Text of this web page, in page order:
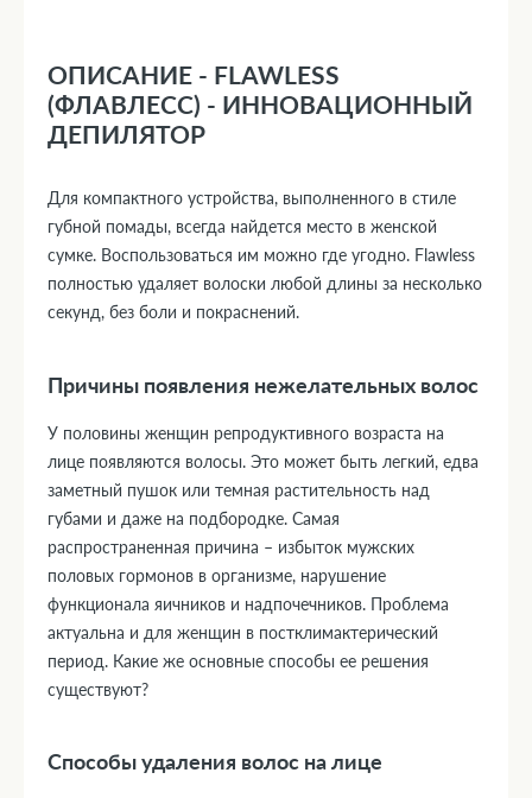
ОПИСАНИЕ - FLAWLESS
(ФЛАВЛЕСС) - ИННОВАЦИОННЫЙ
ДЕПИЛЯТОР
Для компактного устройства, выполненного в стиле
губной помады, всегда найдется место в женской
сумке. Воспользоваться им можно где угодно. Flawless
полностью удаляет волоски любой длины за несколько
секунд, без боли и покраснений.
Причины появления нежелательных волос
У половины женщин репродуктивного возраста на
лице появляются волосы. Это может быть легкий, едва
заметный пушок или темная растительность над
губами и даже на подбородке. Самая
распространенная причина – избыток мужских
половых гормонов в организме, нарушение
функционала яичников и надпочечников. Проблема
актуальна и для женщин в постклимактерический
период. Какие же основные способы ее решения
существуют?
Способы удаления волос на лице